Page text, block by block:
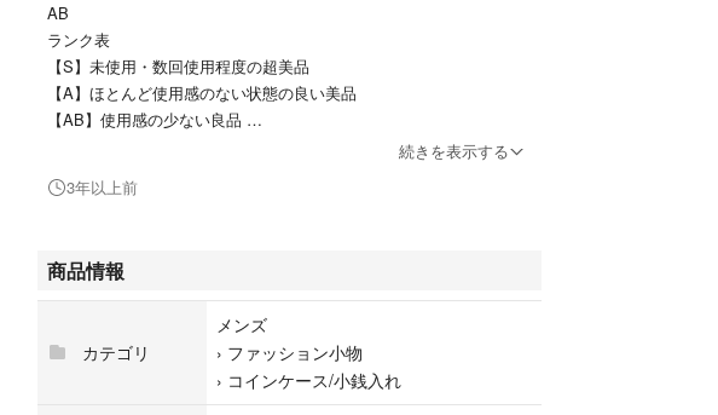
AB
ランク表
【S】未使用・数回使用程度の超美品
【A】ほとんど使用感のない状態の良い美品
【AB】使用感の少ない良品
【C】傷・汚れなどが多く見受けられる難有品
◆◆◆◆◆◆◆◆◆◆◆◆
【状態】
※大・中・小・極小・なし の順にダメージや使用感が見られるお品と
なります。
※中古品のため細かな状態等、必ず画像でご確認お願いします。
続きを表示する
3年以上前
商品情報
カテゴリ
メンズ
› ファッション小物
› コインケース/小銭入れ